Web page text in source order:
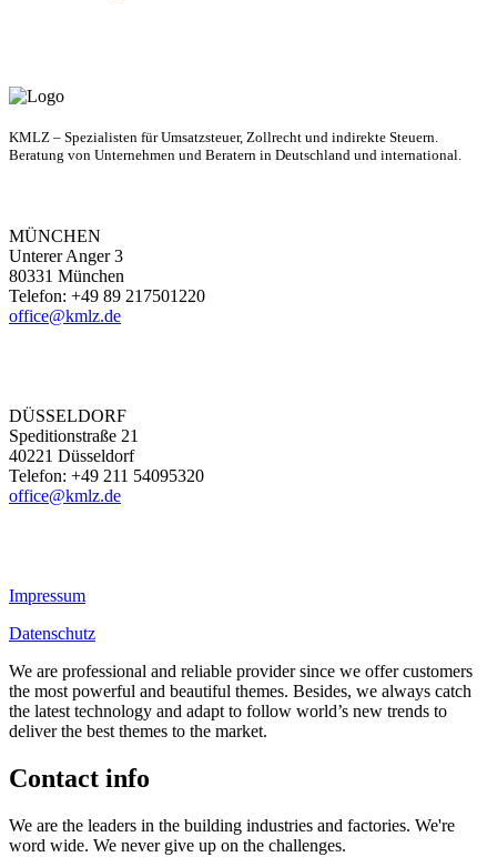
KMLZ – Spezialisten für Umsatzsteuer, Zollrecht und indirekte Steuern.
Beratung von Unternehmen und Beratern in Deutschland und international.
MÜNCHEN
Unterer Anger 3
80331 München
Telefon: +49 89 217501220
office@kmlz.de
DÜSSELDORF
Speditionstraße 21
40221 Düsseldorf
Telefon: +49 211 54095320
office@kmlz.de
Impressum
Datenschutz
We are professional and reliable provider since we offer customers
the most powerful and beautiful themes. Besides, we always catch
the latest technology and adapt to follow world’s new trends to
deliver the best themes to the market.
Contact info
We are the leaders in the building industries and factories. We're
word wide. We never give up on the challenges.